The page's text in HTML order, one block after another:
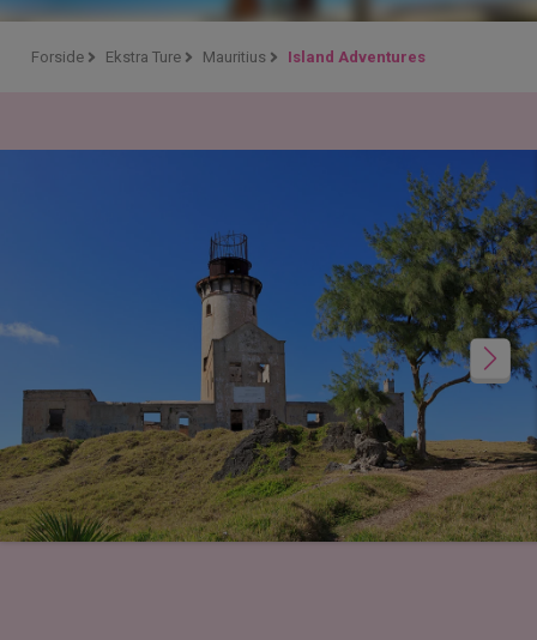
Forside Ekstra Ture Mauritius Island Adventures